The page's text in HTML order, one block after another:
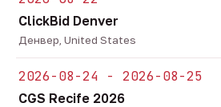
ClickBid Denver
Денвер, United States
2026-08-24 - 2026-08-25
CGS Recife 2026